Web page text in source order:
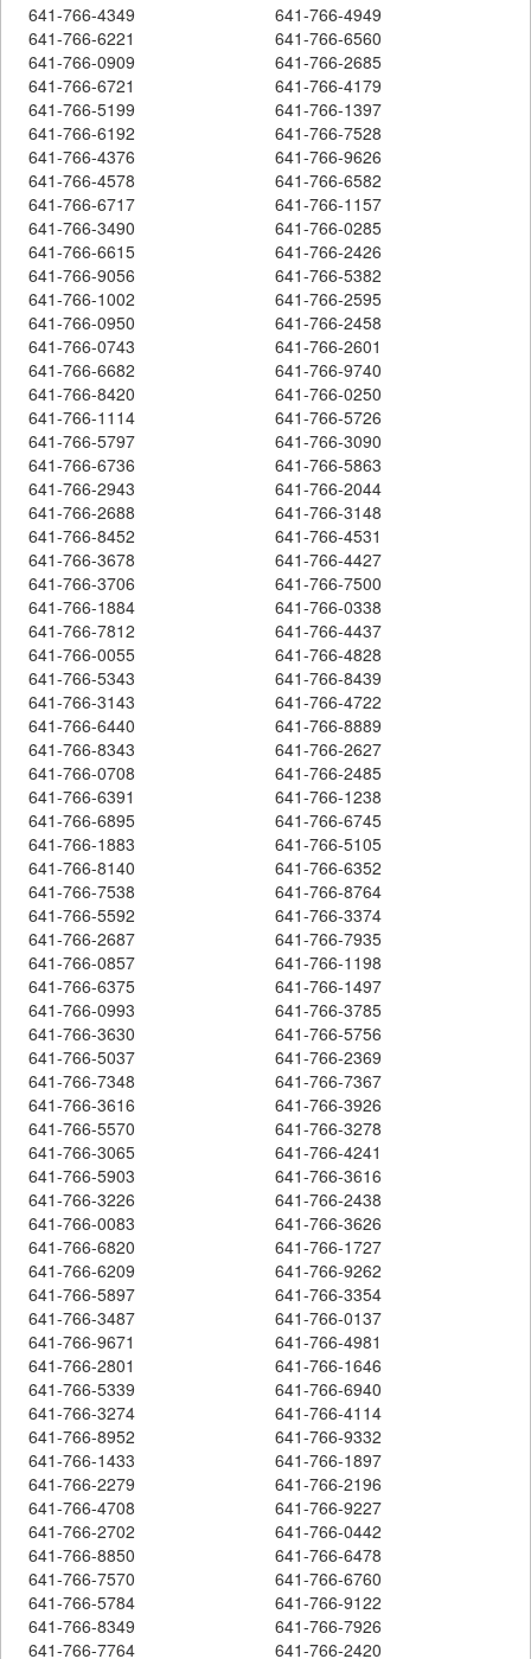
641-766-4349
641-766-4949
641-766-6221
641-766-6560
641-766-0909
641-766-2685
641-766-6721
641-766-4179
641-766-5199
641-766-1397
641-766-6192
641-766-7528
641-766-4376
641-766-9626
641-766-4578
641-766-6582
641-766-6717
641-766-1157
641-766-3490
641-766-0285
641-766-6615
641-766-2426
641-766-9056
641-766-5382
641-766-1002
641-766-2595
641-766-0950
641-766-2458
641-766-0743
641-766-2601
641-766-6682
641-766-9740
641-766-8420
641-766-0250
641-766-1114
641-766-5726
641-766-5797
641-766-3090
641-766-6736
641-766-5863
641-766-2943
641-766-2044
641-766-2688
641-766-3148
641-766-8452
641-766-4531
641-766-3678
641-766-4427
641-766-3706
641-766-7500
641-766-1884
641-766-0338
641-766-7812
641-766-4437
641-766-0055
641-766-4828
641-766-5343
641-766-8439
641-766-3143
641-766-4722
641-766-6440
641-766-8889
641-766-8343
641-766-2627
641-766-0708
641-766-2485
641-766-6391
641-766-1238
641-766-6895
641-766-6745
641-766-1883
641-766-5105
641-766-8140
641-766-6352
641-766-7538
641-766-8764
641-766-5592
641-766-3374
641-766-2687
641-766-7935
641-766-0857
641-766-1198
641-766-6375
641-766-1497
641-766-0993
641-766-3785
641-766-3630
641-766-5756
641-766-5037
641-766-2369
641-766-7348
641-766-7367
641-766-3616
641-766-3926
641-766-5570
641-766-3278
641-766-3065
641-766-4241
641-766-5903
641-766-3616
641-766-3226
641-766-2438
641-766-0083
641-766-3626
641-766-6820
641-766-1727
641-766-6209
641-766-9262
641-766-5897
641-766-3354
641-766-3487
641-766-0137
641-766-9671
641-766-4981
641-766-2801
641-766-1646
641-766-5339
641-766-6940
641-766-3274
641-766-4114
641-766-8952
641-766-9332
641-766-1433
641-766-1897
641-766-2279
641-766-2196
641-766-4708
641-766-9227
641-766-2702
641-766-0442
641-766-8850
641-766-6478
641-766-7570
641-766-6760
641-766-5784
641-766-9122
641-766-8349
641-766-7926
641-766-7764
641-766-2420